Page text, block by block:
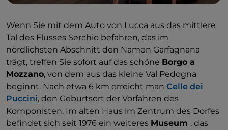
Konservatoriums, erfolgreich als begleitender Pianist
kehrte er mehrmals dorthin zurück, um seine Werke
zu präsentieren, vonEdgarim Jahr 1891 bis zu
fanciulla del West im Jahr 1911.
Wenn Sie mit dem Auto von Lucca aus das mittlere
Tal des Flusses Serchio befahren, das im
nördlichsten Abschnitt den Namen Garfagnana
trägt, treffen Sie sofort auf das schöne Borgo a
Mozzano, von dem aus das kleine Val Pedogna
beginnt. Nach etwa 6 km erreicht man Celle dei
Puccini, den Geburtsort der Vorfahren des
Komponisten. Im alten Haus im Zentrum des Dorfes
befindet sich seit 1976 ein weiteres Museum , das